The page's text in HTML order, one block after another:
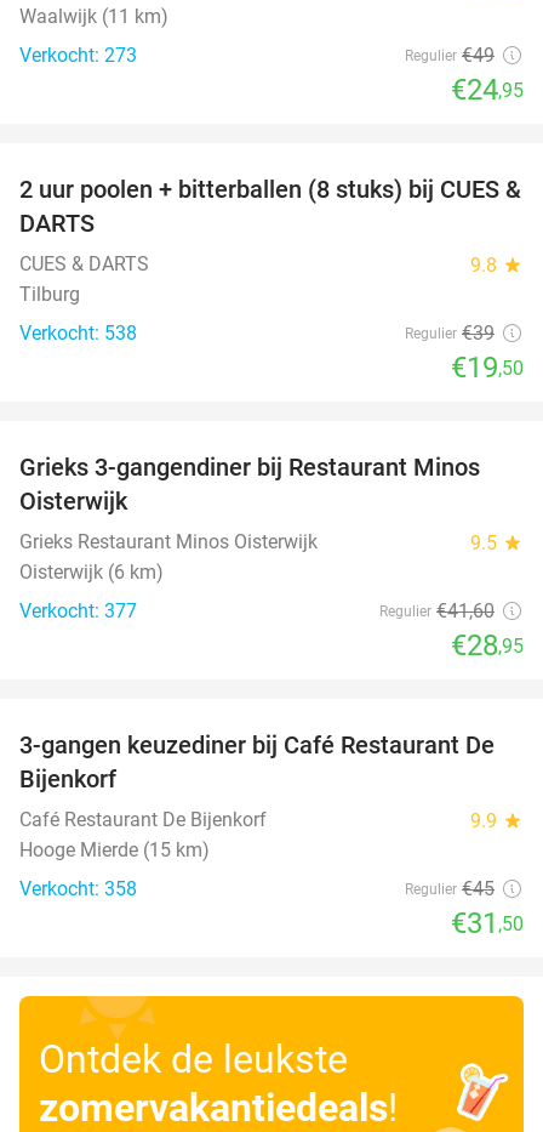
Waalwijk (11 km)
Verkocht: 273
Regulier €49
€24,95
50%
2 uur poolen + bitterballen (8 stuks) bij CUES &
DARTS
CUES & DARTS 9.8 star
Tilburg
Verkocht: 538
Regulier €39
€19,50
30%
Grieks 3-gangendiner bij Restaurant Minos
Oisterwijk
Grieks Restaurant Minos Oisterwijk 9.5 star
Oisterwijk (6 km)
Verkocht: 377
Regulier €41,60
€28,95
30%
3-gangen keuzediner bij Café Restaurant De
Bijenkorf
Café Restaurant De Bijenkorf 9.9 star
Hooge Mierde (15 km)
Verkocht: 358
Regulier €45
€31 ,50
Ontdek de leukste
zomervakantiedeals!